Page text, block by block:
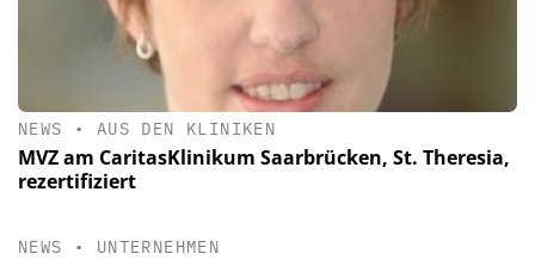
NEWS • AUS DEN KLINIKEN
MVZ am CaritasKlinikum Saarbrücken, St. Theresia,
rezertifiziert
NEWS • UNTERNEHMEN